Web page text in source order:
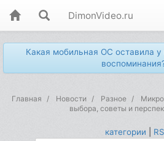
DimonVideo.ru
Какая мобильная ОС оставила
Главная Новости Разное
выбора, советы и
категории